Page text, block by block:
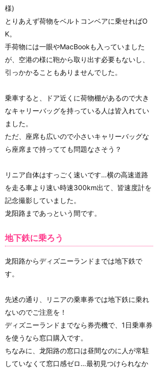
様)
とりあえず荷物をベルトコンベアに乗せればO
K。
手荷物には一眼やMacBookも入っていました
が、空港の様に鞄から取り出す必要もないし、
引っかかることもありませんでした。
乗車すると、ドア近くに荷物棚があるので大き
なキャリーバッグを持っている人は皆入れてい
ました。
ただ、座席も広いので小さいキャリーバッグな
ら座席まで持ってても問題なさそう？
リニア自体はすっごく速いです…横の高速道路
を走る車より速い時速300km出て、皆速度計を
記念撮影していました。
龙阳路まであっという間です。
地下鉄に乗ろう
龙阳路からディズニーランドまでは地下鉄で
す。
先述の通り、リニアの乗車券では地下鉄に乗れ
ないのでご注意を！
ディズニーランドまでなら券売機で、1日乗車券
を使うなら窓口購入です。
ちなみに、龙阳路の窓口は昼間なのに人が常駐
していなくて窓口感ゼロ…最初見つけられなか